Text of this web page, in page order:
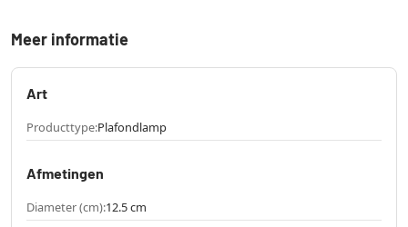
Meer informatie
Art
Producttype:Plafondlamp
Afmetingen
Diameter (cm):12.5 cm